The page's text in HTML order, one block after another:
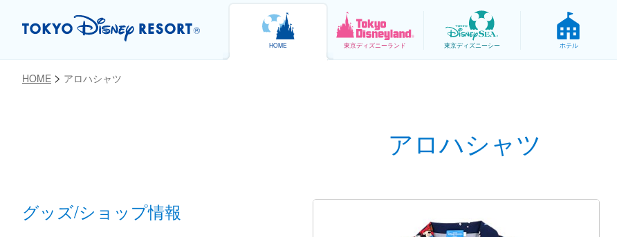
HOME 東京ディズニーランド 東京ディズニーシー ホテル
HOME アロハシャツ
アロハシャツ
グッズ/ショップ情報